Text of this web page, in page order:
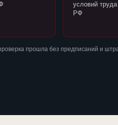
условий
РФ
прошла без предписаний и